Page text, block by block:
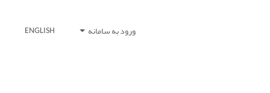
ورود به سامانه ENGLISH